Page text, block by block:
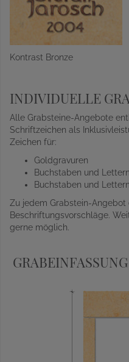
Kontrast Bronze
INDIVIDUELLE
Alle Grabsteine-Angebote
Schriftzeichen als
Zeichen für:
Goldgravuren
Buchstaben und
Buchstaben und
Zu jedem Grabstein-
Beschriftungsvorschläge.
gerne möglich.